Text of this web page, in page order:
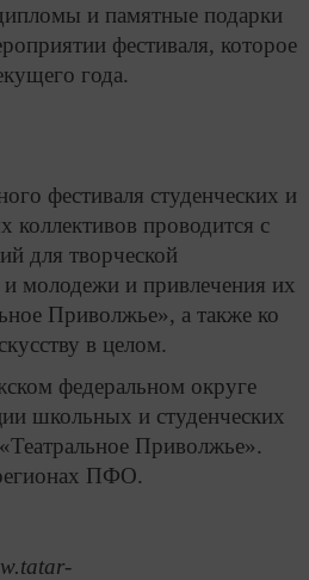
и памятные подарки
фестиваля, которое
года.
фестиваля студенческих и
коллективов проводится с
для творческой
и молодежи и привлечения их
Приволжье», а также ко
в целом.
федеральном округе
школьных и студенческих
Приволжье».
ПФО.